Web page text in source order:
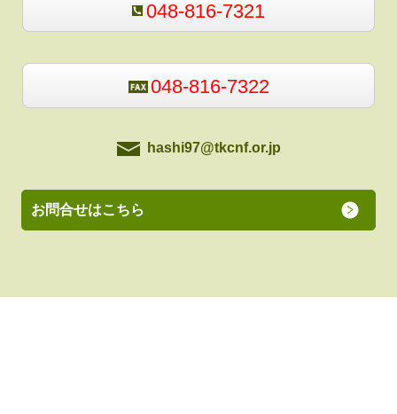
048-816-7321
048-816-7322
hashi97@tkcnf.or.jp
お問合せはこちら